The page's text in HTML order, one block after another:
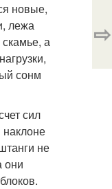
новые,
лежа
а
сонм
сил
не
они
⇨